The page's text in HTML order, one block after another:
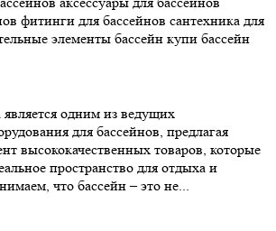
фитинги для бассейнов сантехника для
элементы бассейн купи бассейн
одним из ведущих
для бассейнов, предлагая
высококачественных товаров, которые
пространство для отдыха и
что бассейн – это не...